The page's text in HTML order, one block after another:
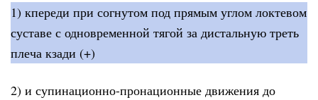
1) кпереди при согнутом под прямым углом локтевом
суставе с одновременной тягой за дистальную треть
плеча кзади (+)
2) и супинационно-пронационные движения до